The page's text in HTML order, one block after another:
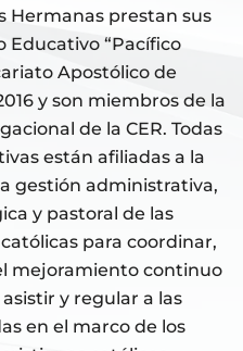
Hermanas prestan sus
Educativo “Pacífico
Apostólico de
y son miembros de la
de la CER. Todas
están afiliadas a la
gestión administrativa,
y pastoral de las
para coordinar,
mejoramiento continuo
y regular a las
en el marco de los